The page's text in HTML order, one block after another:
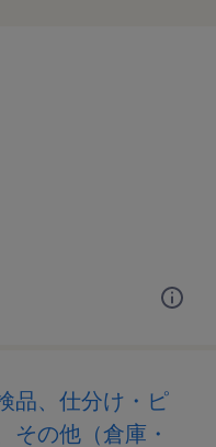
品、仕分け・ピ
その他（倉庫・